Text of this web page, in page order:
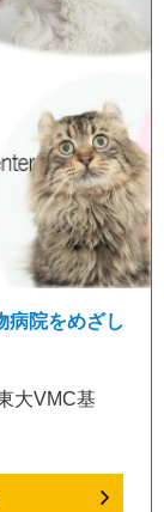
病院をめざし
大VMC基